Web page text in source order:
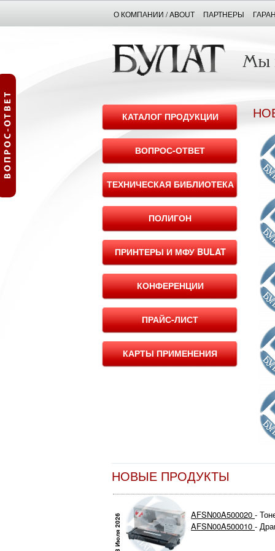
О КОМПАНИИ / ABOUT ПАРТНЕРЫ
КАТАЛОГ ПРОДУКЦИИ
ВОПРОС-ОТВЕТ
ТЕХНИЧЕСКАЯ БИБЛИОТЕКА
ПОЛИГОН
ПРИНТЕРЫ И МФУ BULAT
КОНФЕРЕНЦИИ
ПРАЙС-ЛИСТ
КАРТЫ ПРИМЕНЕНИЯ
НОВЫЕ ПРОДУКТЫ
28 Июля 2026 AFSN00A500020 -
AFSN00A500010 -